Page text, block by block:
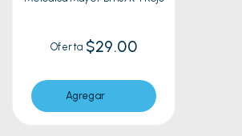
Oferta $29.00
Agregar